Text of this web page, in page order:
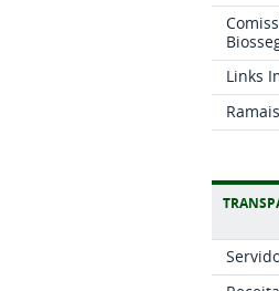
Links